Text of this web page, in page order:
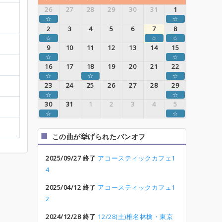
26
27 28 29 30 31 1
☆ ☆
2 3 4 5 6 7 8
☆ ☆ ☆
9 10 11 12 13 14 15
☆ ☆
16 17 18 19 20 21 22
☆ ☆ ☆
23 24 25 26 27 28 29
☆ ☆
30 31 1 2 3 4 5
☆ ☆
この曲が挙げられたバンオフ
2025/09/27 終了 アコースティックカフェ1
4
2025/04/12 終了 アコースティックカフェ1
2
2024/12/28 終了 12/28(土)椎名林檎・東京